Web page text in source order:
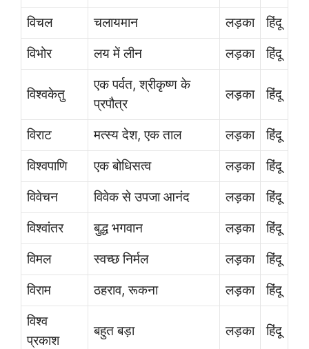
विचल
चलायमान लड़का
हिंदू
विभोर
लय में लीन लड़का हिंदू
विश्वकेतु
एक पर्वत, श्रीकृष्ण के
प्रपौत्र
लड़का हिंदू
विराट मत्स्य देश, एक ताल लड़का
हिंदू
विश्वपाणि
एक बोधिसत्व लड़का
हिंदू
विवेचन
विवेक से उपजा आनंद लड़का
हिंदू
विश्वांतर
बुद्ध भगवान लड़का
हिंदू
विमल
स्वच्छ निर्मल लड़का
हिंदू
विराम
ठहराव, रूकना लड़का
हिंदू
विश्व
प्रकाश
बहुत बड़ा लड़का हिंदू